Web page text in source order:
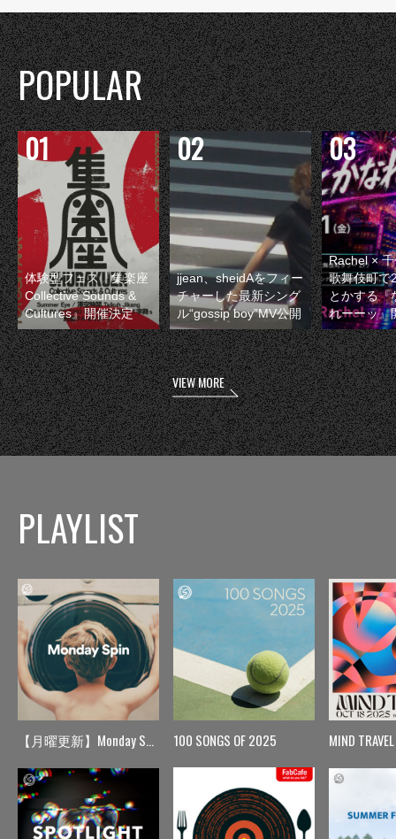
POPULAR
体験型フェス『集楽座
Collective Sounds &
Cultures』開催決定
jjean、sheidAをフィー
チャーした最新シング
ル“gossip boy”MV公開
Rachel ×
歌舞伎町で
とかする『
れーーッ』
VIEW MORE
PLAYLIST
【月曜更新】Monday Spin 100 SONGS OF 2025 MIND TRAVEL